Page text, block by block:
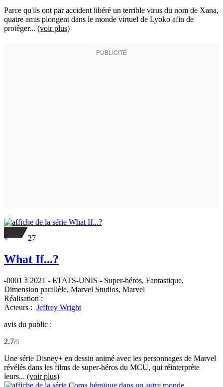
Parce qu'ils ont par accident libéré un terrible virus du nom de Xana,
quatre amis plongent dans le monde virtuel de Lyoko afin de
protéger... (voir plus)
27
What If...?
-0001 à 2021 - ETATS-UNIS - Super-héros, Fantastique,
Dimension parallèle, Marvel Studios, Marvel
Réalisation :
Acteurs : Jeffrey Wright
avis du public :
2.7/5
Une série Disney+ en dessin animé avec les personnages de Marvel
révélés dans les films de super-héros du MCU, qui réinterprète
leurs... (voir plus)